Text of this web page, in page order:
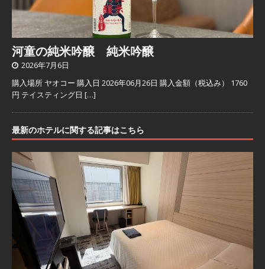
河童の純米吟醸 純米吟醸
2026年7月6日
購入場所 ヤオコー 購入日 2026年06月26日 購入金額（税込み） 1760
円 テイスティング日 […]
最新のホテルに関する記事はこちら